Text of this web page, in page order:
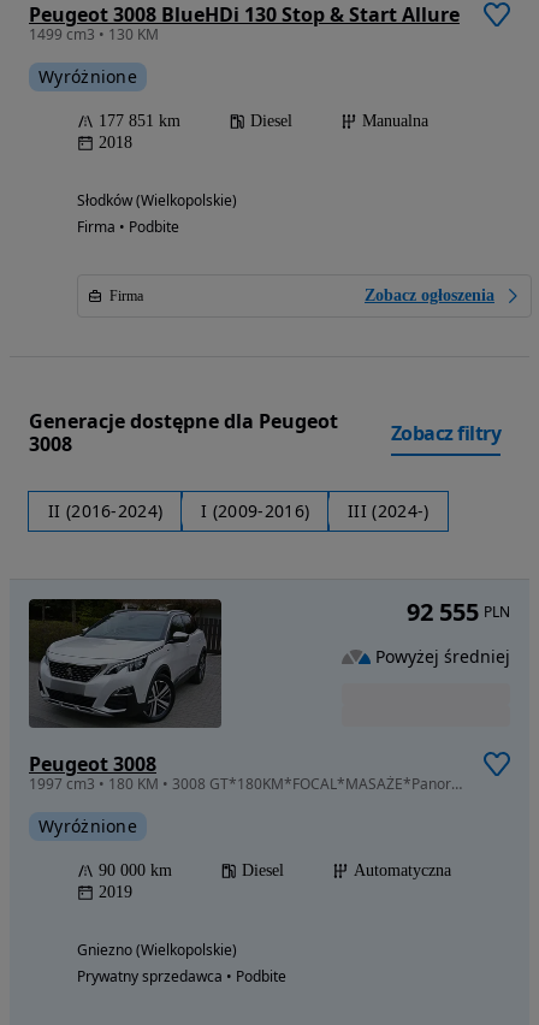
Peugeot 3008 BlueHDi 130 Stop & Start Allure
1499 cm3 • 130 KM
Wyróżnione
177 851 km Diesel
Manualna
2018
Słodków (Wielkopolskie)
Firma • Podbite
Firma Zobacz ogłoszenia
Generacje dostępne dla Peugeot
3008
Zobacz filtry
II (2016-2024) I (2009-2016) III (2024-)
Peugeot 3008
1997 cm3 • 180 KM • 3008 GT*180KM*FOCAL*MASAŻE*Panorama*360°*TOP
Wyróżnione
90 000 km Diesel
Automatyczna
2019
Gniezno (Wielkopolskie)
Prywatny sprzedawca • Podbite
92 555 PLN
Powyżej średniej